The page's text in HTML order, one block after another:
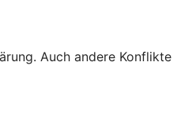
Auch andere Konflikte